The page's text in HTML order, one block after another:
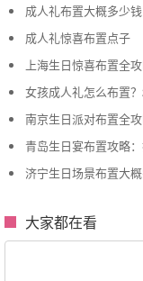
成人礼布置大概多少钱
成人礼惊喜布置点子
上海生日惊喜布置全攻
女孩成人礼怎么布置？2026年最全
南京生日派对布置全
青岛生日宴布置攻略：
济宁生日场景布置大
大家都在看